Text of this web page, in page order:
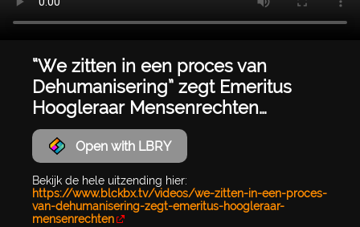
“We zitten in een proces van
Dehumanisering” zegt Emeritus
Hoogleraar Mensenrechten…
Open with LBRY
Bekijk de hele uitzending hier:
https://www.blckbx.tv/videos/we-zitten-in-een-proces-
van-dehumanisering-zegt-emeritus-hoogleraar-
mensenrechten